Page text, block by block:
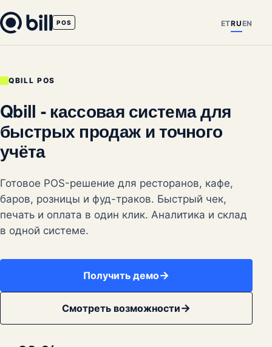
POS ETRUEN
QBILL POS
Qbill - кассовая система для
быстрых продаж и точного
учёта
Готовое POS-решение для ресторанов, кафе,
баров, розницы и фуд-траков. Быстрый чек,
печать и оплата в один клик. Аналитика и склад
в одной системе.
Получить демо
Смотреть возможности